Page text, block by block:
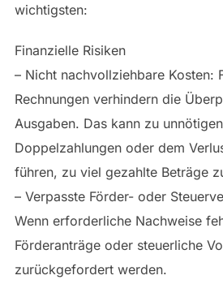
wichtigsten:
Finanzielle Risiken
– Nicht nachvollziehbare Kosten:
Rechnungen verhindern die
Ausgaben. Das kann zu
Doppelzahlungen oder dem
führen, zu viel gezahlte Beträge
– Verpasste Förder- oder
Wenn erforderliche Nachweise
Förderanträge oder steuerliche
zurückgefordert werden.